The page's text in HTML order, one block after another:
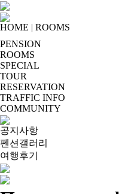
HOME | ROOMS
PENSION
ROOMS
SPECIAL
TOUR
RESERVATION
TRAFFIC INFO
COMMUNITY
공지사항
펜션갤러리
여행후기